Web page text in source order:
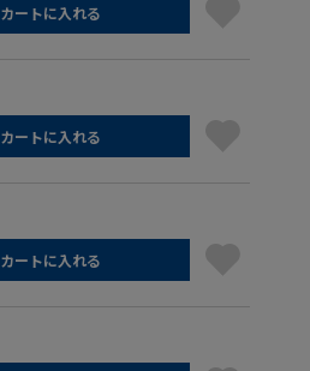
カートに入れる
カートに入れる
カートに入れる